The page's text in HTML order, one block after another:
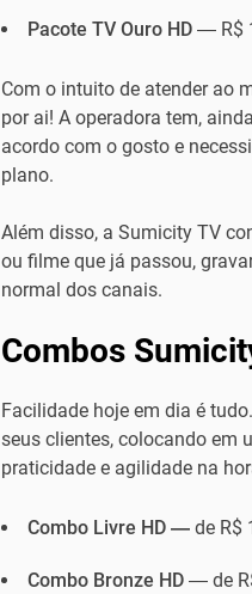
Pacote TV Ouro HD — R$
Com o intuito de atender ao
por ai! A operadora tem,
acordo com o gosto e
plano.
Além disso, a Sumicity TV
ou filme que já passou,
normal dos canais.
Combos
Facilidade hoje em dia é
seus clientes, colocando em
praticidade e agilidade na
Combo Livre HD — de R$
Combo Bronze HD— de